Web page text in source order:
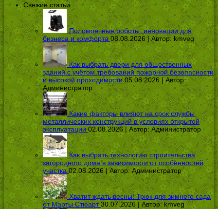
Свежие статьи
Поломоечные роботы: инновации для
бизнеса и комфорта 08.08.2026 | Автор:kmveg
Как выбрать двери для общественных
зданий с учётом требований пожарной безопасности
и высокой проходимости 05.08.2026 | Автор:
Администратор
Какие факторы влияют на срок службы
металлических конструкций в условиях открытой
эксплуатации 02.08.2026 | Автор:Администратор
Как выбрать технологию строительства
загородного дома в зависимости от особенностей
участка 02.08.2026 | Автор: Администратор
Хватит ждать весны! Трюк для зимнего сада
от Марты Стюарт 30.07.2026 | Автор:kmveg